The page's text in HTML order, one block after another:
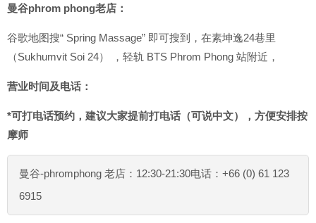
曼谷phrom phong老店：
谷歌地图搜“ Spring Massage” 即可搜到，在素坤逸24巷里
（Sukhumvit Soi 24） ，轻轨 BTS Phrom Phong 站附近，
营业时间及电话：
*可打电话预约，建议大家提前打电话（可说中文），方便安排按
摩师
曼谷-phromphong 老店：12:30-21:30电话：+66 (0) 61 123
6915